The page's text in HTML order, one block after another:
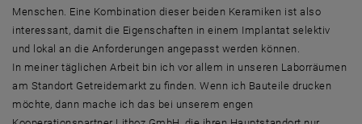
Menschen. Eine Kombination dieser beiden Keramiken ist also
interessant, damit die Eigenschaften in einem Implantat selektiv
und lokal an die Anforderungen angepasst werden können.
In meiner täglichen Arbeit bin ich vor allem in unseren Laborräumen
am Standort Getreidemarkt zu finden. Wenn ich Bauteile drucken
möchte, dann mache ich das bei unserem engen